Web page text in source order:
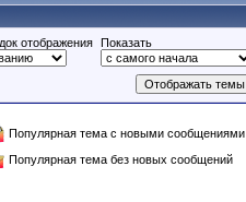
отображения Показать
Популярная тема с новыми сообщениями
Популярная тема без новых сообщений